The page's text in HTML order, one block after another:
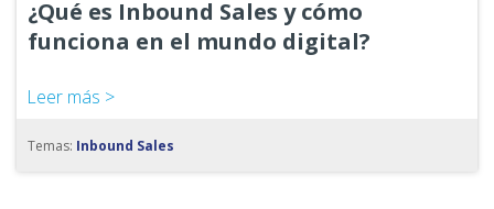
¿Qué es Inbound Sales y cómo
funciona en el mundo digital?
Leer más >
Temas: Inbound Sales